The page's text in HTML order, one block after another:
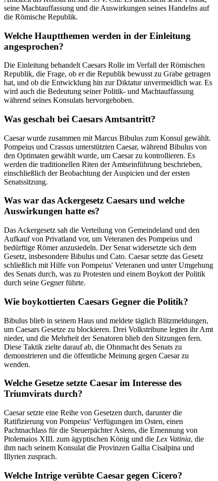
seine Machtauffassung und die Auswirkungen seines Handelns auf
die Römische Republik.
Welche Hauptthemen werden in der Einleitung
angesprochen?
Die Einleitung behandelt Caesars Rolle im Verfall der Römischen
Republik, die Frage, ob er die Republik bewusst zu Grabe getragen
hat, und ob die Entwicklung hin zur Diktatur unvermeidlich war. Es
wird auch die Bedeutung seiner Politik- und Machtauffassung
während seines Konsulats hervorgehoben.
Was geschah bei Caesars Amtsantritt?
Caesar wurde zusammen mit Marcus Bibulus zum Konsul gewählt.
Pompeius und Crassus unterstützten Caesar, während Bibulus von
den Optimaten gewählt wurde, um Caesar zu kontrollieren. Es
werden die traditionellen Riten der Amtseinführung beschrieben,
einschließlich der Beobachtung der Auspicien und der ersten
Senatssitzung.
Was war das Ackergesetz Caesars und welche
Auswirkungen hatte es?
Das Ackergesetz sah die Verteilung von Gemeindeland und den
Aufkauf von Privatland vor, um Veteranen des Pompeius und
bedürftige Römer anzusiedeln. Der Senat widersetzte sich dem
Gesetz, insbesondere Bibulus und Cato. Caesar setzte das Gesetz
schließlich mit Hilfe von Pompeius' Veteranen und unter Umgehung
des Senats durch, was zu Protesten und einem Boykott der Politik
durch seine Gegner führte.
Wie boykottierten Caesars Gegner die Politik?
Bibulus blieb in seinem Haus und meldete täglich Blitzmeldungen,
um Caesars Gesetze zu blockieren. Drei Volkstribune legten ihr Amt
nieder, und die Mehrheit der Senatoren blieb den Sitzungen fern.
Diese Taktik zielte darauf ab, die Ohnmacht des Senats zu
demonstrieren und die öffentliche Meinung gegen Caesar zu
wenden.
Welche Gesetze setzte Caesar im Interesse des
Triumvirats durch?
Caesar setzte eine Reihe von Gesetzen durch, darunter die
Ratifizierung von Pompeius' Verfügungen im Osten, einen
Pachtnachlass für die Steuerpächter Asiens, die Ernennung von
Ptolemaios XIII. zum ägyptischen König und die Lex Vatinia, die
ihm nach seinem Konsulat die Provinzen Gallia Cisalpina und
Illyrien zusprach.
Welche Intrige verübte Caesar gegen Cicero?